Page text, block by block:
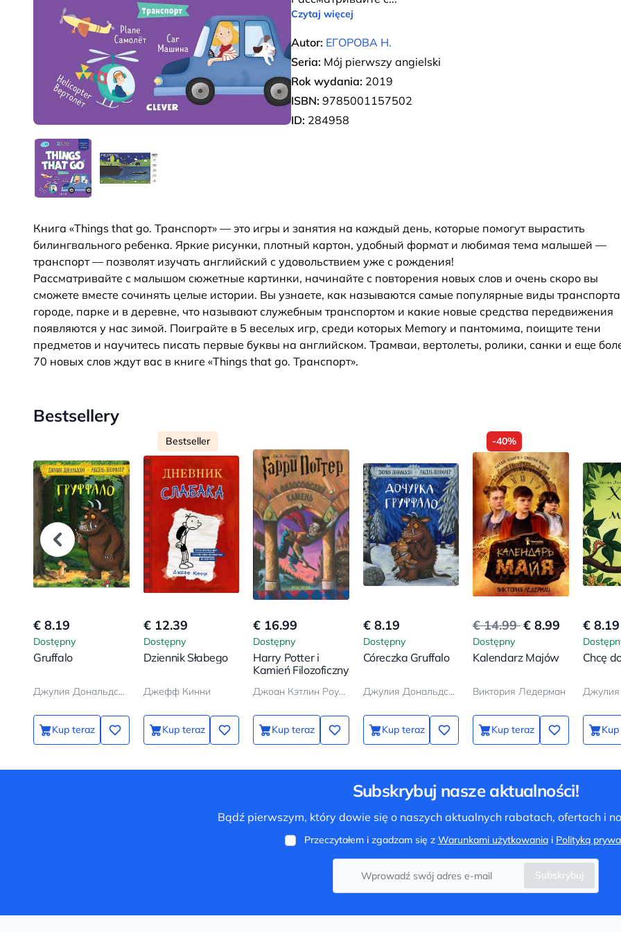
Czytaj więcej
Autor: ЕГОРОВА Н.
Seria: Mój pierwszy angielski
Rok wydania: 2019
ISBN: 9785001157502
ID: 284958
Книга «Things that go. Транспорт» — это игры и занятия на каждый день, которые помогут вырастить
билингвального ребенка. Яркие рисунки, плотный картон, удобный формат и любимая тема малышей —
транспорт — позволят изучать английский с удовольствием уже с рождения!
Рассматривайте с малышом сюжетные картинки, начинайте с повторения новых слов и очень скоро вы
сможете вместе сочинять целые истории. Вы узнаете, как называются самые популярные виды
городе, парке и в деревне, что называют служебным транспортом и какие новые средства передвижения
появляются у нас зимой. Поиграйте в 5 веселых игр, среди которых Memory и пантомима, поищите тени
предметов и научитесь писать первые буквы на английском. Трамваи, вертолеты, ролики, санки и еще
70 новых слов ждут вас в книге «Things that go. Транспорт».
Bestsellery
€ 8.19
Dostępny
Gruffalo
Джулия Дональдсон, Аксель Шеффлер
Kup teraz
Bestseller
€ 12.39
Dostępny
Dziennik Słabego
Джефф Кинни
Kup teraz
€ 16.99
Dostępny
Harry Potter i
Kamień Filozoficzny
Джоан Кэтлин Роулинг
Kup teraz
€ 8.19
Dostępny
Córeczka Gruffalo
Джулия Дональдсон
Kup teraz
-40%
€ 14.99€ 8.99
Dostępny
Kalendarz Majów
Виктория Ледерман
Kup teraz
€ 8.19
Chcę
Subskrybuj nasze aktualności!
Bądź pierwszym, który dowie się o naszych aktualnych rabatach, ofertach i
Przeczytałem i zgadzam się z Warunkami użytkowaniai Polityką
Subskrybuj